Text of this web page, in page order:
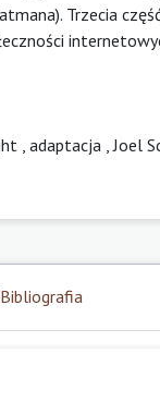
Trzecia
adaptacja ,Joel
Bibliografia